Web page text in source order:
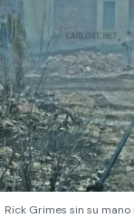
Rick Grimes sin su